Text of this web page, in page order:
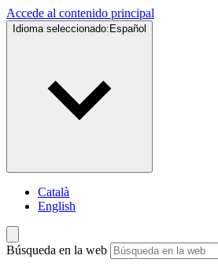
Accede al contenido principal
Idioma seleccionado: Español
Català
English
Búsqueda en la web